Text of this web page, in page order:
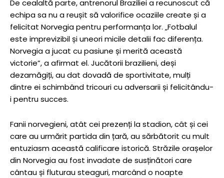
De cealaltă parte, antrenorul Braziliei a recunoscut că
echipa sa nu a reușit să valorifice ocaziile create și a
felicitat Norvegia pentru performanța lor. „Fotbalul
este imprevizibil și uneori micile detalii fac diferența.
Norvegia a jucat cu pasiune și merită această
victorie”, a afirmat el. Jucătorii brazilieni, deși
dezamăgiți, au dat dovadă de sportivitate, mulți
dintre ei schimbând tricouri cu adversarii și felicitându-
i pentru succes.
Fanii norvegieni, atât cei prezenți la stadion, cât și cei
care au urmărit partida din țară, au sărbătorit cu mult
entuziasm această calificare istorică. Străzile orașelor
din Norvegia au fost invadate de susținători care
cântau și fluturau steaguri, marcând o noapte